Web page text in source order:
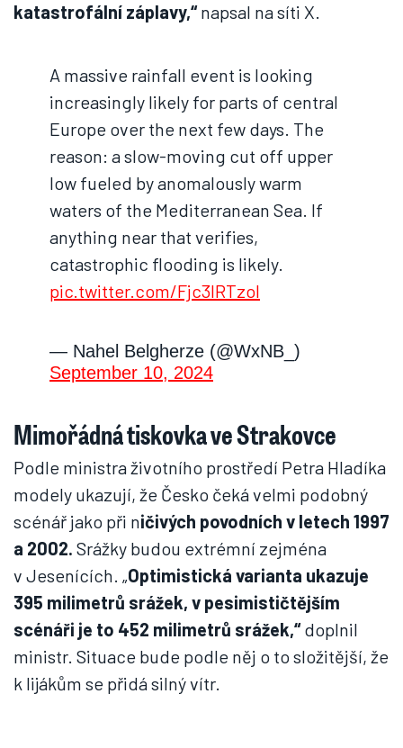
katastrofální záplavy,“napsal na síti X.
A massive rainfall event is looking
increasingly likely for parts of central
Europe over the next few days. The
reason: a slow-moving cut off upper
low fueled by anomalously warm
waters of the Mediterranean Sea. If
anything near that verifies,
catastrophic flooding is likely.
pic.twitter.com/Fjc3IRTzol
— Nahel Belgherze (@WxNB_)
September 10, 2024
Mimořádná tiskovka ve Strakovce
Podle ministra životního prostředí Petra Hladíka
modely ukazují, že Česko čeká velmi podobný
scénář jako při ničivých povodních v letech 1997
a 2002. Srážky budou extrémní zejména
v Jesenících. „Optimistická varianta ukazuje
395 milimetrů srážek, v pesimističtějším
scénáři je to 452 milimetrů srážek,“doplnil
ministr. Situace bude podle něj o to složitější, že
k lijákům se přidá silný vítr.